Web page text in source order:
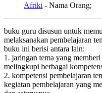
Afriki - Nama Orang;
buku guru disusun untuk
melaksanakan pembelajaran
buku ini berisi antara lain:
1. jaringan tema yang
melingkupi berbagai
2. kompetensi pembelajaran
kegiatan pembelajaran yang